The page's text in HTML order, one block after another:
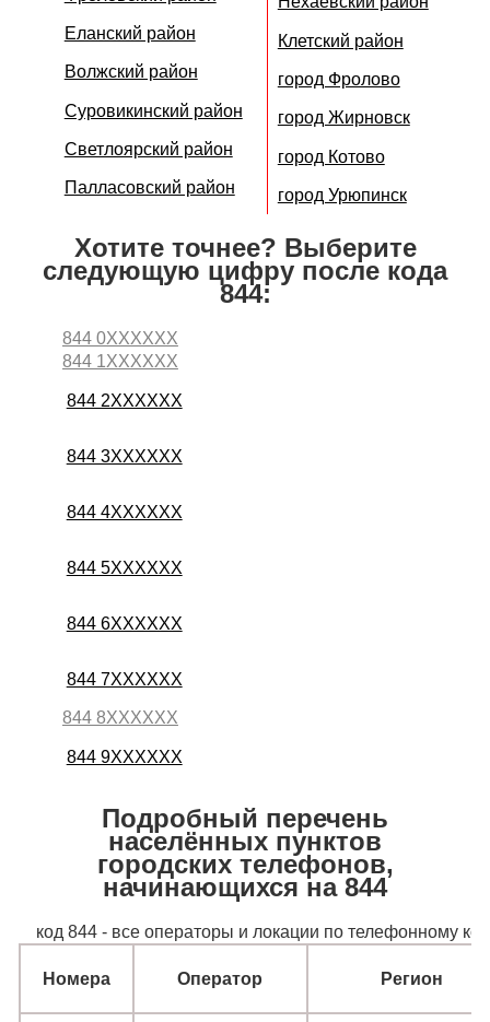
Еланский район
Волжский район
Суровикинский район
Светлоярский район
Палласовский район
Клетский район
город Фролово
город Жирновск
город Котово
город Урюпинск
Хотите точнее? Выберите
следующую цифру после кода
844:
844 0XXXXXX
844 1XXXXXX
844 2XXXXXX
844 3XXXXXX
844 4XXXXXX
844 5XXXXXX
844 6XXXXXX
844 7XXXXXX
844 8XXXXXX
844 9XXXXXX
Подробный перечень
населённых пунктов
городских телефонов,
начинающихся на 844
код 844 - все операторы и локации по телефонному
Номера Оператор Регион